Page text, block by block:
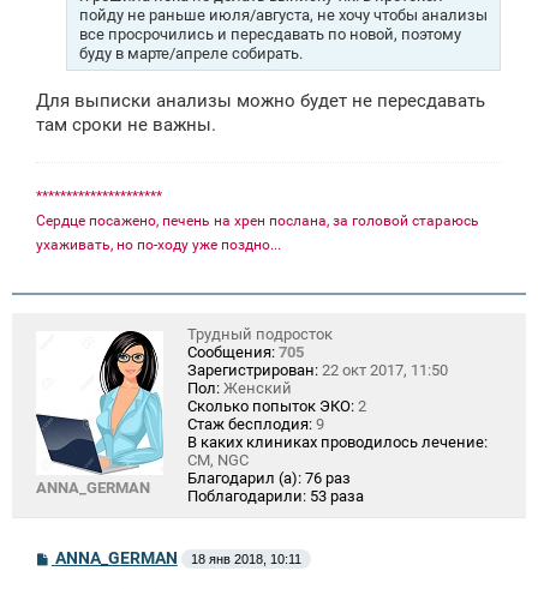
пойду не раньше июля/августа, не хочу чтобы анализы
все просрочились и пересдавать по новой, поэтому
буду в марте/апреле собирать.
Для выписки анализы можно будет не пересдавать
там сроки не важны.
*********************
Сердце посажено, печень на хрен послана, за головой стараюсь
ухаживать, но по-ходу уже поздно...
ANNA_GERMAN
Трудный подросток
Сообщения: 705
Зарегистрирован: 22 окт 2017, 11:50
Пол: Женский
Сколько попыток ЭКО: 2
Стаж бесплодия: 9
В каких клиниках проводилось лечение:
СМ, NGC
Благодарил (а): 76 раз
Поблагодарили: 53 раза
С
о
ANNA_GERMAN 18 янв 2018, 10:11